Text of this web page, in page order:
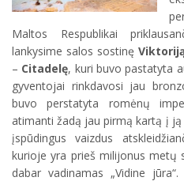
Maltos Respublikai
lankysime salos sostinę
– Citadelę, kuri buvo pastatyta
gyventojai rinkdavosi jau
buvo perstatyta romėnų
atimanti žadą jau pirmą kartą į
įspūdingus vaizdus
kurioje yra prieš milijonus metų
dabar vadinamas „Vidine